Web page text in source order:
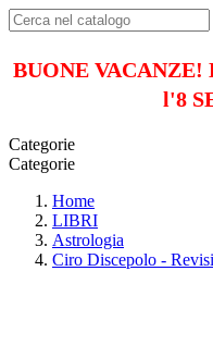
BUONE VACANZE!
l'8
Categorie
Categorie
Home
LIBRI
Astrologia
Ciro Discepolo -